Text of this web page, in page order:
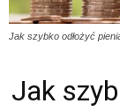
Jak szybko odłożyć
Jak